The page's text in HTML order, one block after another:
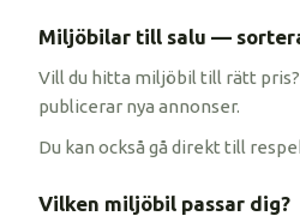
Miljöbilar till salu —
Vill du hitta miljöbil till rätt
publicerar nya annonser.
Du kan också gå direkt till
Vilken miljöbil passar dig?